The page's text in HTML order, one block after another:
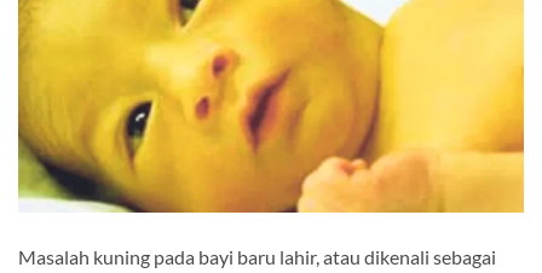
Masalah kuning pada bayi baru lahir, atau dikenali sebagai